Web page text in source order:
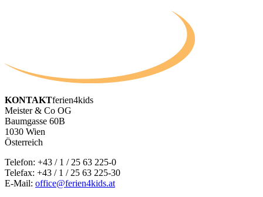
KONTAKTferien4kids
Meister & Co OG
Baumgasse 60B
1030 Wien
Österreich
Telefon: +43 / 1 / 25 63 225-0
Telefax: +43 / 1 / 25 63 225-30
E-Mail: office@ferien4kids.at